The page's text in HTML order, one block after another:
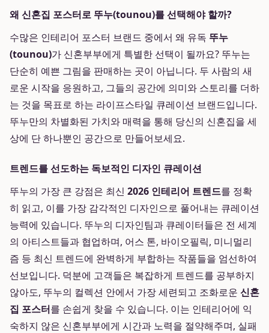
왜 신혼집 포스터로 뚜누(tounou)를 선택해야 할까?
수많은 인테리어 포스터 브랜드 중에서 왜 유독 뚜누
(tounou)가 신혼부부에게 특별한 선택이 될까요? 뚜누는
단순히 예쁜 그림을 판매하는 곳이 아닙니다. 두 사람의 새
로운 시작을 응원하고, 그들의 공간에 의미와 스토리를 더하
는 것을 목표로 하는 라이프스타일 큐레이션 브랜드입니다.
뚜누만의 차별화된 가치와 매력을 통해 당신의 신혼집을 세
상에 단 하나뿐인 공간으로 만들어보세요.
트렌드를 선도하는 독보적인 디자인 큐레이션
뚜누의 가장 큰 강점은 최신 2026 인테리어 트렌드를 정확
히 읽고, 이를 가장 감각적인 디자인으로 풀어내는 큐레이션
능력에 있습니다. 뚜누의 디자인팀과 큐레이터들은 전 세계
의 아티스트들과 협업하며, 어스 톤, 바이오필릭, 미니멀리
즘 등 최신 트렌드에 완벽하게 부합하는 작품들을 엄선하여
선보입니다. 덕분에 고객들은 복잡하게 트렌드를 공부하지
않아도, 뚜누의 컬렉션 안에서 가장 세련되고 조화로운 신혼
집 포스터를 손쉽게 찾을 수 있습니다. 이는 인테리어에 익
숙하지 않은 신혼부부에게 시간과 노력을 절약해주며, 실패